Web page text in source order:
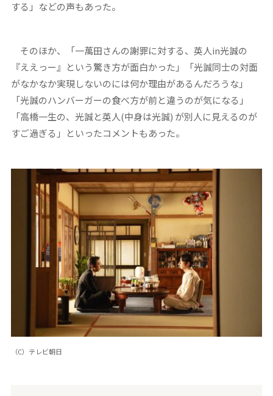
する」などの声もあった。
そのほか、「一萬田さんの謝罪に対する、英人in光誠の
『ええっー』という驚き方が面白かった」「光誠同士の対面
がなかなか実現しないのには何か理由があるんだろうな」
「光誠のハンバーガーの食べ方が前と違うのが気になる」
「高橋一生の、光誠と英人(中身は光誠) が別人に見えるのが
すご過ぎる」といったコメントもあった。
（C）テレビ朝日